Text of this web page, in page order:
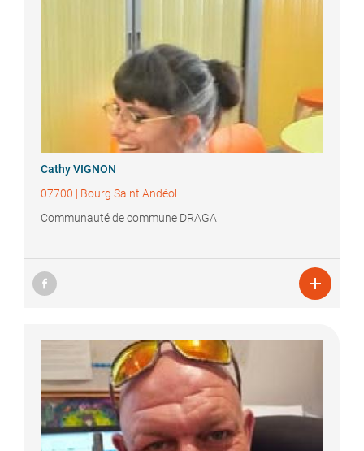
CathyVIGNON
07700 | Bourg Saint Andéol
Communauté de commune DRAGA
